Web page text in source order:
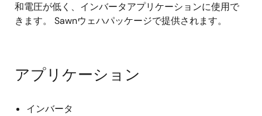
和電圧が低く、インバータアプリケーションに使用で
きます。 Sawnウェハパッケージで提供されます。
アプリケーション
インバータ